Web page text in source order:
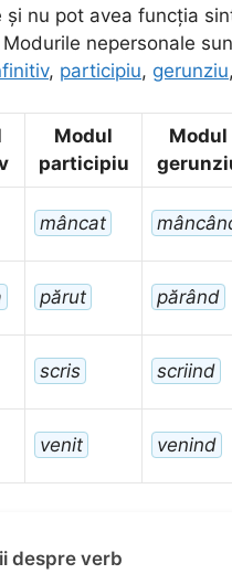
și nu pot avea funcția
nepersonale
, participiu, gerunziu,
Modul
participiu
Modul
mâncat
părut părând
scris scriind
venit venind
despre verb